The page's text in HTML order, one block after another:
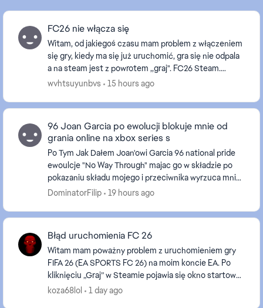
FC26 nie włącza się
Witam, od jakiegoś czasu mam problem z włączeniem
się gry, kiedy ma się już uruchomić, gra się nie odpala
a na steam jest z powrotem ,,graj". FC26 Steam.
wvhtsuyunbvs 15 hours ago
96 Joan Garcia po ewolucji blokuje mnie od
grania online na xbox series s
Po Tym Jak Dałem Joan'owi Garcia 96 national pride
ewoulcje "No Way Through" majac go w składzie po
pokazaniu składu mojego i przeciwnika wyrzuca mnie I
pisze że utracono połacznie próbowałem naprawi...
DominatorFilip 19 hours ago
Błąd uruchomienia FC 26
Witam mam poważny problem z uruchomieniem gry
FIFA 26 (EA SPORTS FC 26) na moim koncie EA. Po
kliknięciu „Graj” w Steamie pojawia się okno startowe
z paskiem ładowania, następnie EA App próbuje
koza68lol 1 day ago